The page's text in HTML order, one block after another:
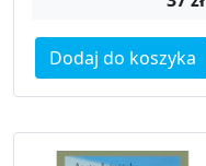
Dodaj do koszyka